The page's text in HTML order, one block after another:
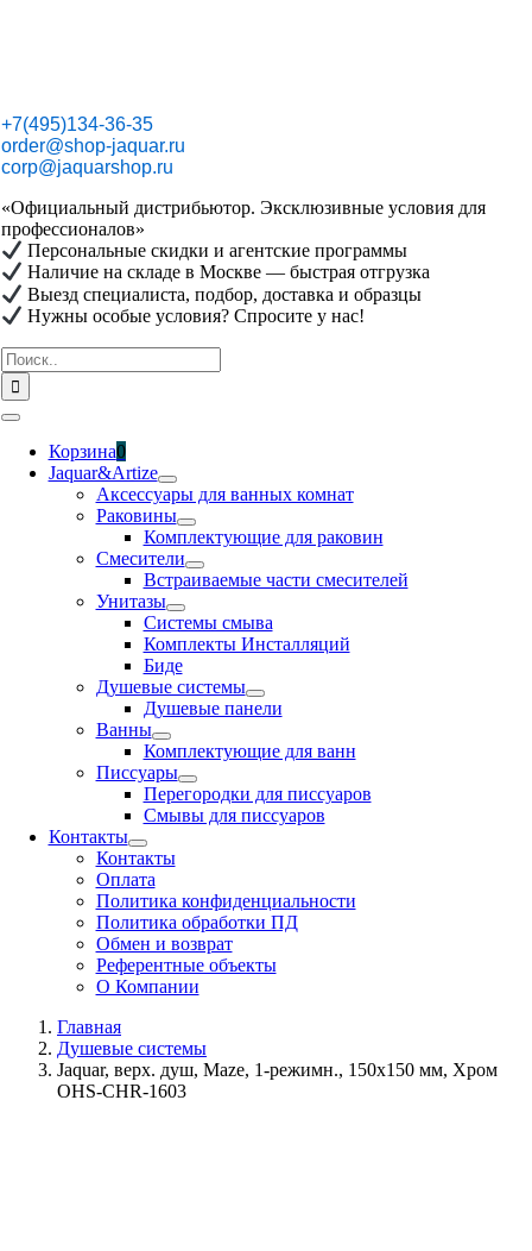
+7(495)134-36-35
order@shop-jaquar.ru
corp@jaquarshop.ru
«Официальный дистрибьютор. Эксклюзивные условия для
профессионалов»
Персональные скидки и агентские программы
Наличие на складе в Москве — быстрая отгрузка
Выезд специалиста, подбор, доставка и образцы
Нужны особые условия? Спросите у нас!
Результат
поиска:
Toggle
NavigationКорзина0
Jaquar&Artize
Аксессуары для ванных комнат
Раковины
Комплектующие для раковин
Смесители
Встраиваемые части смесителей
Унитазы
Системы смыва
Комплекты Инсталляций
Биде
Душевые системы
Душевые панели
Ванны
Комплектующие для ванн
Писсуары
Перегородки для писсуаров
Смывы для писсуаров
Контакты
Контакты
Оплата
Политика конфиденциальности
Политика обработки ПД
Обмен и возврат
Референтные объекты
О Компании
Главная
Душевые системы
Jaquar, верх. душ, Maze, 1-режимн., 150х150 мм, Хром
OHS-CHR-1603